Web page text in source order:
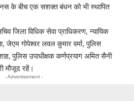
के बीच एक सशक्त बंधन को भी स्थापित
जिला विधिक सेवा प्राधिकरण, न्यायिक
जेएम गोपेश्वर लवल कुमार वर्मा, पुलिस
पुलिस उपाधीक्षक कर्णप्रयाग अमित सैनी
मौजूद रहें।
- Advertisement -